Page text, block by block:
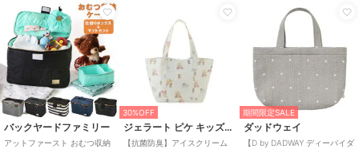
バックヤードファミリー
アットファースト おむつ収納
30%OFF
ジェラート ピケ キッズ＆ベビー
【抗菌防臭】アイスクリーム
期間限定SALE
ダッドウェイ
【D by DADWAY ディーバイダ